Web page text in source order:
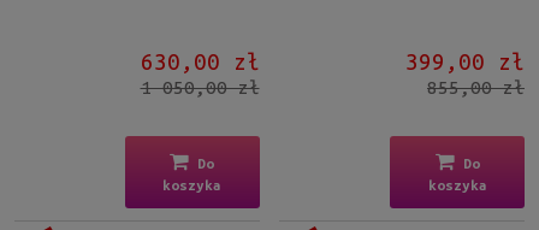
630,00 zł
1 050,00 zł
Do
koszyka
399,00 zł
855,00 zł
Do
koszyka